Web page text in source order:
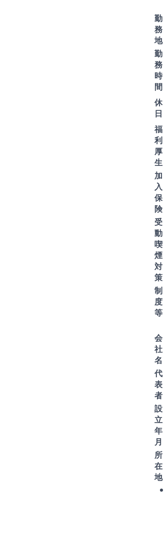
勤
務
地
勤
務
時
間
休
日
福
利
厚
生
加
入
保
険
受
動
喫
煙
対
策
制
度
等
会
社
名
代
表
者
設
立
年
月
所
在
地